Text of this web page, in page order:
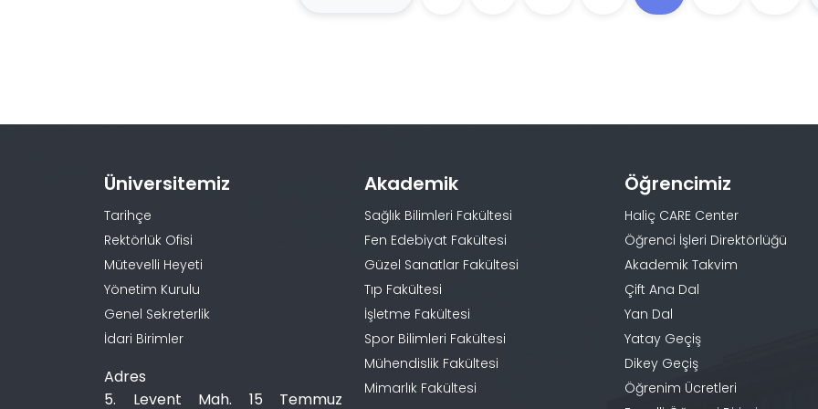
Üniversitemiz
Tarihçe
Rektörlük Ofisi
Mütevelli Heyeti
Yönetim Kurulu
Genel Sekreterlik
İdari Birimler
Adres
5. Levent Mah. 15 Temmuz
Akademik
Sağlık Bilimleri Fakültesi
Fen Edebiyat Fakültesi
Güzel Sanatlar Fakültesi
Tıp Fakültesi
İşletme Fakültesi
Spor Bilimleri Fakültesi
Mühendislik Fakültesi
Mimarlık Fakültesi
Öğrencimiz
Haliç CARE Center
Öğrenci İşleri Direktörlüğü
Akademik Takvim
Çift Ana Dal
Yan Dal
Yatay Geçiş
Dikey Geçiş
Öğrenim Ücretleri